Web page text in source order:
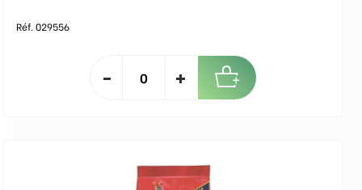
Réf. 029556